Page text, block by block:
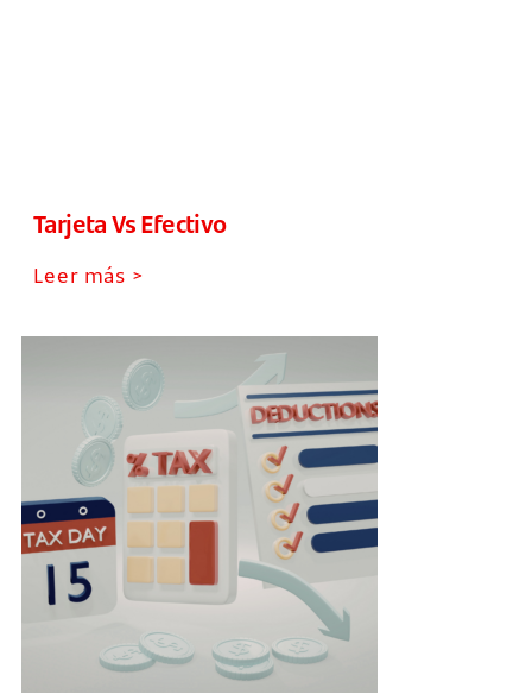
Tarjeta Vs Efectivo
Leer más >